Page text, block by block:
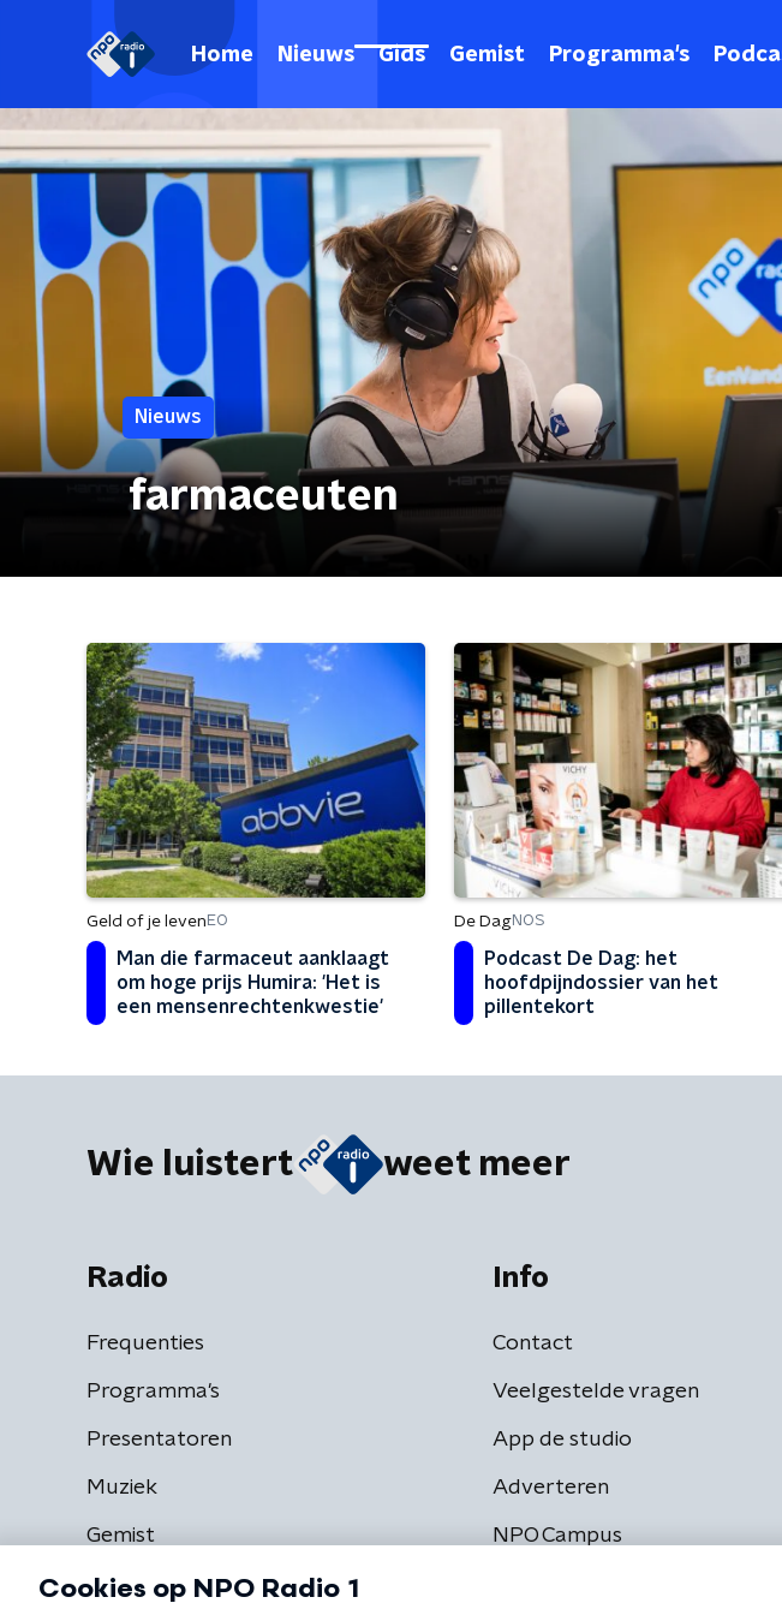
Home Nieuws Gids Gemist Programma's
Nieuws
farmaceuten
Geld of je leven EO
Man die farmaceut aanklaagt
om hoge prijs Humira: 'Het is
een mensenrechtenkwestie'
De DagNOS
Podcast De Dag: het
hoofdpijndossier van het
pillentekort
Wie luistert weet meer
Radio
Frequenties
Programma's
Presentatoren
Muziek
Gemist
Info
Contact
Veelgestelde vragen
App de studio
Adverteren
NPO Campus